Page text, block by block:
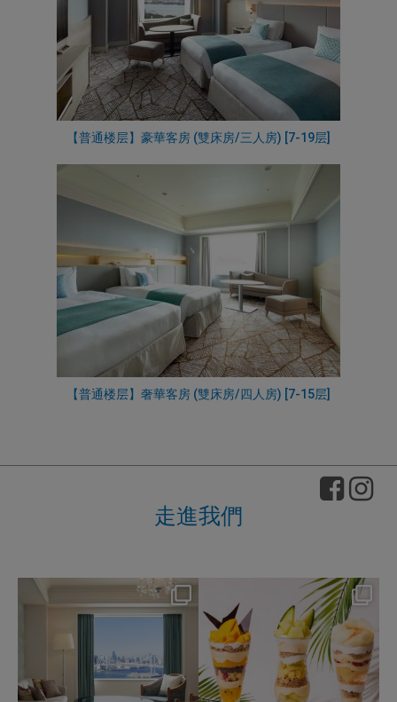
【普通楼层】豪華客房 (雙床房/三人房) [7-19层]
【普通楼层】奢華客房 (雙床房/四人房) [7-15层]
走進我們
nikko_hotels
Aug 7
nikko_hotels
Aug 4
196 1